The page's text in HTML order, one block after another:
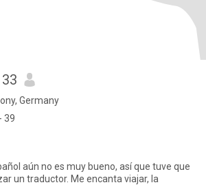
33
Germany
39
aún no es muy bueno, así que tuve que
un traductor. Me encanta viajar, la